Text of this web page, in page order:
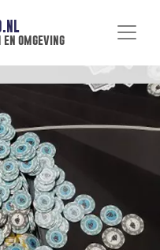
omgeving